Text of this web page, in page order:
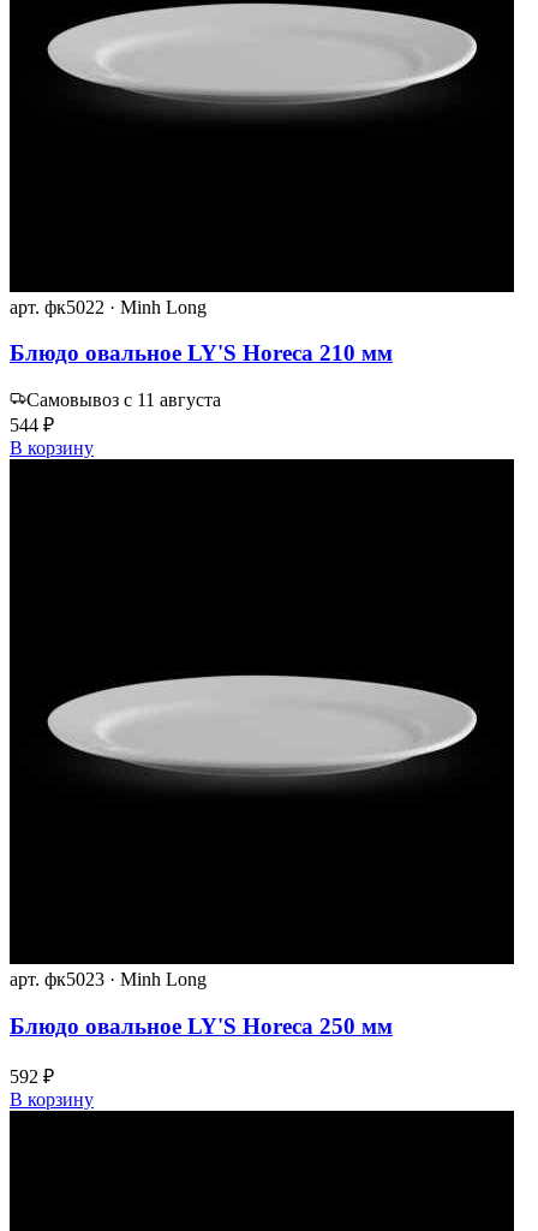
арт. фк5022 · Minh Long
Блюдо овальное LY'S Horeca 210 мм
Самовывоз с 11 августа
544 ₽
В корзину
арт. фк5023 · Minh Long
Блюдо овальное LY'S Horeca 250 мм
592 ₽
В корзину